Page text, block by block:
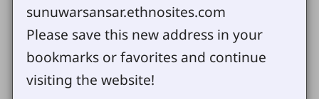
Send us your comments or questions
sunuwarsansar.ethnosites.com
Please save this new address in your
bookmarks or favorites and continue
visiting the website!